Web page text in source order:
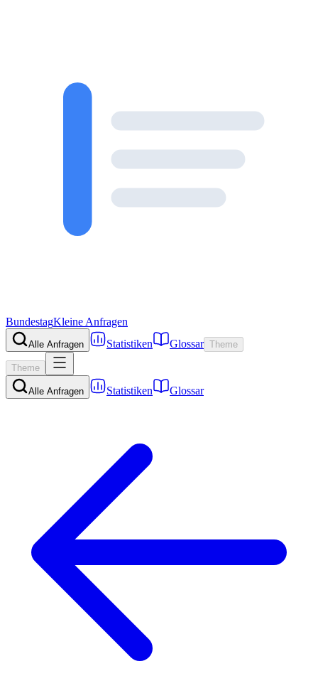
BundestagKleine Anfragen
Alle Anfragen Statistiken Glossar Theme
Theme
Alle Anfragen Statistiken Glossar